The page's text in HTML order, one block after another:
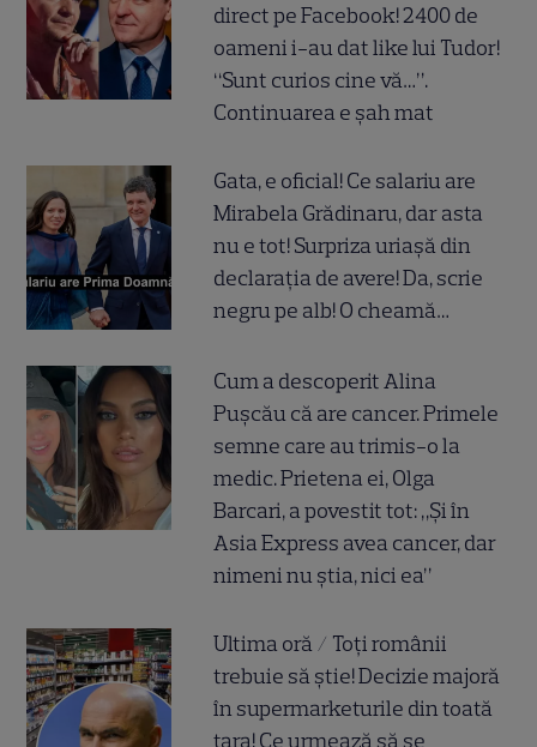
direct pe Facebook! 2400 de
oameni i-au dat like lui Tudor!
“Sunt curios cine vă…”.
Continuarea e șah mat
Gata, e oficial! Ce salariu are
Mirabela Grădinaru, dar asta
nu e tot! Surpriza uriașă din
declarația de avere! Da, scrie
negru pe alb! O cheamă…
Cum a descoperit Alina
Pușcău că are cancer. Primele
semne care au trimis-o la
medic. Prietena ei, Olga
Barcari, a povestit tot: „Și în
Asia Express avea cancer, dar
nimeni nu știa, nici ea”
Ultima oră / Toți românii
trebuie să știe! Decizie majoră
în supermarketurile din toată
țara! Ce urmează să se